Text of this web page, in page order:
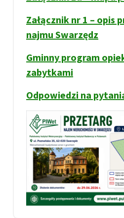
Załącznik nr 1 – opis
najmu Swarzędz
Gminny program
zabytkami
Odpowiedzi na